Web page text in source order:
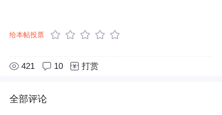
给本帖投票
421 10 打赏
全部评论